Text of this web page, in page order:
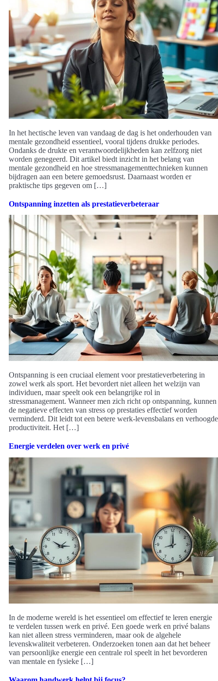
In het hectische leven van vandaag de dag is het onderhouden van
mentale gezondheid essentieel, vooral tijdens drukke periodes.
Ondanks de drukte en verantwoordelijkheden kan zelfzorg niet
worden genegeerd. Dit artikel biedt inzicht in het belang van
mentale gezondheid en hoe stressmanagementtechnieken kunnen
bijdragen aan een betere gemoedsrust. Daarnaast worden er
praktische tips gegeven om […]
Ontspanning inzetten als prestatieverbeteraar
Ontspanning is een cruciaal element voor prestatieverbetering in
zowel werk als sport. Het bevordert niet alleen het welzijn van
individuen, maar speelt ook een belangrijke rol in
stressmanagement. Wanneer men zich richt op ontspanning, kunnen
de negatieve effecten van stress op prestaties effectief worden
verminderd. Dit leidt tot een betere werk-levensbalans en verhoogde
productiviteit. Het […]
Energie verdelen over werk en privé
In de moderne wereld is het essentieel om effectief te leren energie
te verdelen tussen werk en privé. Een goede werk en privé balans
kan niet alleen stress verminderen, maar ook de algehele
levenskwaliteit verbeteren. Onderzoeken tonen aan dat het beheer
van persoonlijke energie een centrale rol speelt in het bevorderen
van mentale en fysieke […]